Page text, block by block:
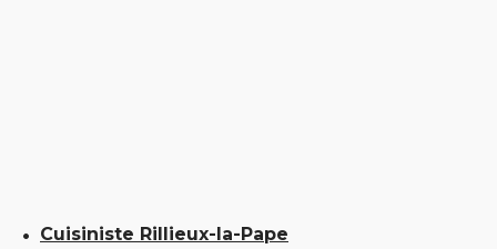
Cuisiniste Rillieux-la-Pape